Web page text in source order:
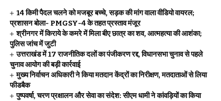
14 किमी पैदल चलने को मजबूर बच्चे, सड़क की मांग वाला वीडियो वायरल;
प्रशासन बोला- PMGSY-4 के तहत प्रस्ताव मंजूर
श्रीनगर में किराये के कमरे में मिला बीए छात्र का शव, आत्महत्या की आशंका;
पुलिस जांच में जुटी
उत्तराखंड में 17 राजनीतिक दलों का पंजीकरण रद्द, विधानसभा चुनाव से पहले
चुनाव आयोग की बड़ी कार्रवाई
मुख्य निर्वाचन अधिकारी ने किया मतदान केंद्रों का निरीक्षण, मतदाताओं से लिया
फीडबैक
पुष्पवर्षा, चरण प्रक्षालन और सेवा का संदेश: सीएम धामी ने कांवड़ियों का किया